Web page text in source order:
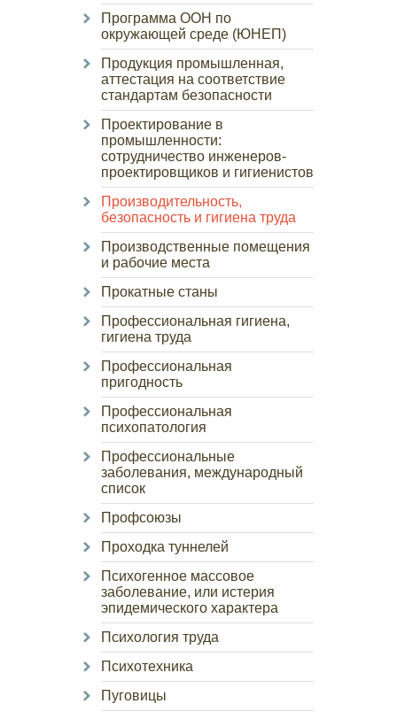
Программа ООН по
окружающей среде (ЮНЕП)
Продукция промышленная,
аттестация на соответствие
стандартам безопасности
Проектирование в
промышленности:
сотрудничество инженеров-
проектировщиков и гигиенистов
Производительность,
безопасность и гигиена труда
Производственные помещения
и рабочие места
Прокатные станы
Профессиональная гигиена,
гигиена труда
Профессиональная
пригодность
Профессиональная
психопатология
Профессиональные
заболевания, международный
список
Профсоюзы
Проходка туннелей
Психогенное массовое
заболевание, или истерия
эпидемического характера
Психология труда
Психотехника
Пуговицы